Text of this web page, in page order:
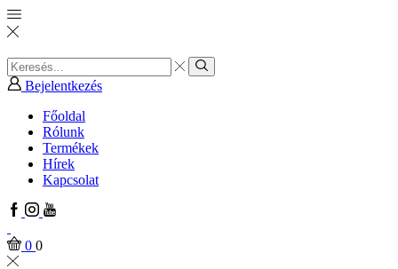
Search
input
Search
Bejelentkezés
Főoldal
Rólunk
Termékek
Hírek
Kapcsolat
Facebook
Instagram
Youtube
0 0